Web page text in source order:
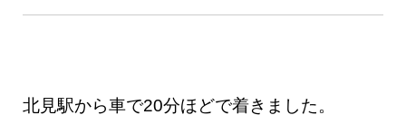
北見駅から車で20分ほどで着きました。